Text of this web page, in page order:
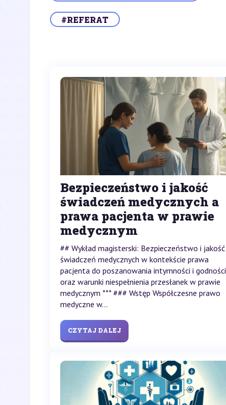
#REFERAT
Bezpieczeństwo i jakość
świadczeń medycznych a
prawa pacjenta w prawie
medycznym
## Wykład magisterski: Bezpieczeństwo i jakość
świadczeń medycznych w kontekście prawa
pacjenta do poszanowania intymności i godności
oraz warunki niespełnienia przesłanek w prawie
medycznym *** ### Wstęp Współczesne prawo
medyczne w...
CZYTAJ DALEJ